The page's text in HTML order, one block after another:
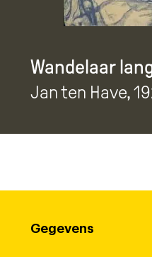
Wandelaar
Jan ten Have,
Gegevens